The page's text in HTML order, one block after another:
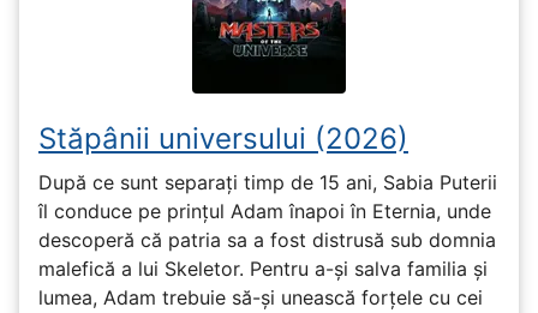
Stăpânii universului (2026)
După ce sunt separați timp de 15 ani, Sabia Puterii
îl conduce pe prințul Adam înapoi în Eternia, unde
descoperă că patria sa a fost distrusă sub domnia
malefică a lui Skeletor. Pentru a-și salva familia și
lumea, Adam trebuie să-și unească forțele cu cei